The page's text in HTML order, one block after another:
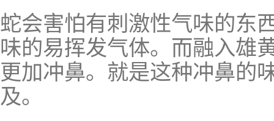
蛇会害怕有刺激性气味的东
味的易挥发气体。而融入雄
更加冲鼻。就是这种冲鼻的
及。